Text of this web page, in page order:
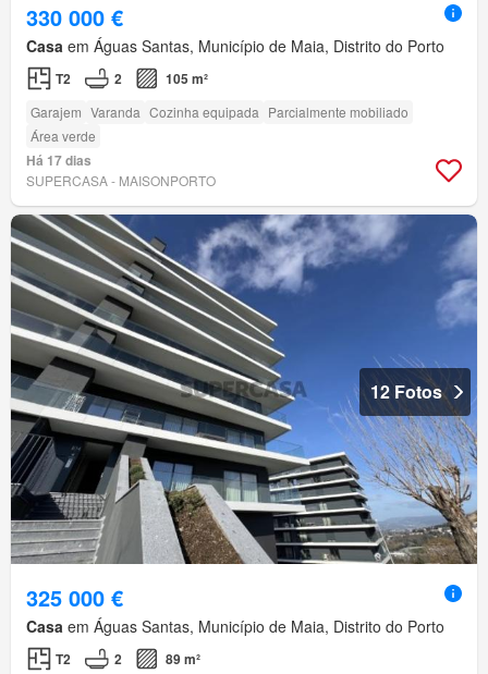
330 000 €
Casa em Águas Santas, Município de Maia, Distrito do Porto
T2 2 105 m²
Garajem Varanda Cozinha equipada Parcialmente mobiliado
Área verde
Há 17 dias
SUPERCASA - MAISONPORTO
12 Fotos
325 000 €
Casa em Águas Santas, Município de Maia, Distrito do Porto
T2 2 89 m²